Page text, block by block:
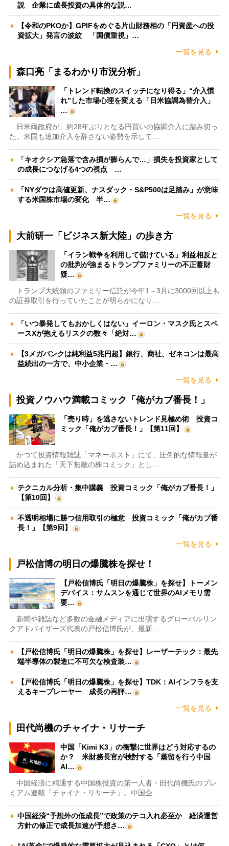
説 企業に成長投資の具体的な説…
【令和のPKOか】GPIFをめぐる片山財務相の「円資産への投
資拡大」発言の波紋 「国債重視」…
一覧を見る
森口亮「まるわかり市況分析」
「トレンド転換のスイッチになり得る」“介入慣
れ”した市場心理を変える「日米協調為替介入」
…
日米両政府が、約28年ぶりとなる円買いの協調介入に踏み切っ
た。米国も追加介入を辞さない姿勢を示して…
「キオクシア急落で含み損が膨らんで…」損失を投資家として
の成長につなげる4つの視点 …
「NYダウは高値更新、ナスダック・S&P500は足踏み」が意味
する米国株市場の変化 半…
一覧を見る
大前研一「ビジネス新大陸」の歩き方
「イラン戦争を利用して儲けている」利益相反と
の批判が強まるトランプファミリーの不正蓄財
疑…
トランプ大統領のファミリー信託が今年1～3月に3000回以上も
の証券取引を行っていたことが明らかになり…
「いつ暴発してもおかしくはない」イーロン・マスク氏とスペ
ースXが抱えるリスクの数々「絶対…
【3メガバンクは純利益5兆円超】銀行、商社、ゼネコンは最高
益続出の一方で、中小企業・…
一覧を見る
投資ノウハウ満載コミック「俺がカブ番長！」
「売り時」を逃さないトレンド見極め術 投資コ
ミック「俺がカブ番長！」【第11回】
かつて投資情報雑誌「マネーポスト」にて、圧倒的な情報量が
詰め込まれた「天下無敵の株コミック」とし…
テクニカル分析・集中講義 投資コミック「俺がカブ番長！」
【第10回】
不透明相場に勝つ信用取引の極意 投資コミック「俺がカブ番
長！」【第9回】
一覧を見る
戸松信博の明日の爆騰株を探せ！
【戸松信博氏「明日の爆騰株」を探せ】トーメン
デバイス：サムスンを通じて世界のAIメモリ需
要…
新聞や雑誌など多数の金融メディアに出演するグローバルリン
クアドバイザーズ代表の戸松信博氏が、最新…
【戸松信博氏「明日の爆騰株」を探せ】レーザーテック：最先
端半導体の製造に不可欠な検査装…
【戸松信博氏「明日の爆騰株」を探せ】TDK：AIインフラを支
えるキープレーヤー 成長の再評…
一覧を見る
田代尚機のチャイナ・リサーチ
中国「Kimi K3」の衝撃に世界はどう対応するの
か？ 米財務長官が検討する「蒸留を行う中国
AI…
中国経済に精通する中国株投資の第一人者・田代尚機氏のプレ
ミアム連載「チャイナ・リサーチ」。中国企…
中国経済“予想外の低成長”で政策のテコ入れ必至か 経済運営
方針の修正で成長加速が予想さ…